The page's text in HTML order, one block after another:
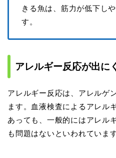
きる魚は、筋力が低下し
す。
アレルギー反応が出に
アレルギー反応は、アレルゲ
ます。血液検査によるアレル
あっても、一般的にはアレル
も問題はないといわれています